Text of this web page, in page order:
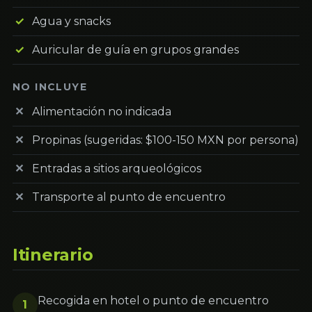
Agua y snacks
Auricular de guía en grupos grandes
NO INCLUYE
Alimentación no indicada
Propinas (sugeridas: $100-150 MXN por persona)
Entradas a sitios arqueológicos
Transporte al punto de encuentro
Itinerario
1 Recogida en hotel o punto de encuentro